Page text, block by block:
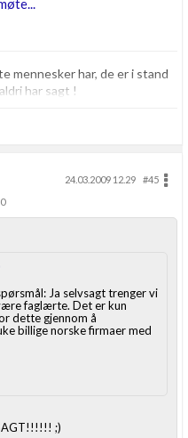
mennesker har, de er i stand
har sagt !
24.03.2009 12.29
#45
0
Ja selvsagt trenger vi
faglærte. Det er kun
dette gjennom å
billige norske firmaer med
;)